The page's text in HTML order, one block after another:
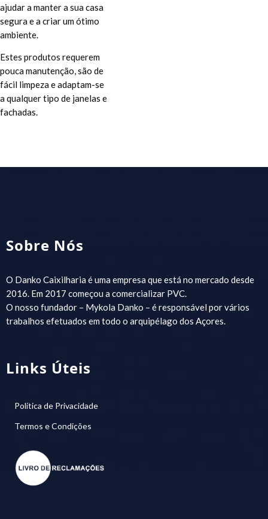
ajudar a manter a sua casa
segura e a criar um ótimo
ambiente.
Estes produtos requerem
pouca manutenção, são de
fácil limpeza e adaptam-se
a qualquer tipo de janelas e
fachadas.
Sobre Nós
O Danko Caixilharia é uma empresa que está no mercado desde
2016. Em 2017 começou a comercializar PVC.
O nosso fundador – Mykola Danko – é responsável por vários
trabalhos efetuados em todo o arquipélago dos Açores.
Links Úteis
Política de Privacidade
Termos e Condições